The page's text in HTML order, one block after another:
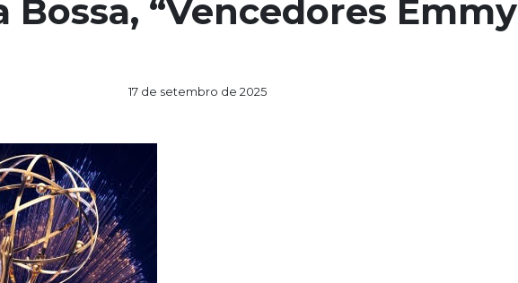
Bossa, “Vencedores Emmy
17 de setembro de 2025